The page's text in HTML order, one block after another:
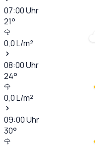
07:00Uhr
21°
0,0L/m²
08:00Uhr
24°
0,0L/m²
09:00Uhr
30°